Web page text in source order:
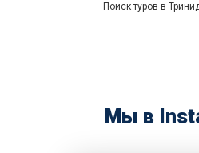
Поиск туров в
Мы в